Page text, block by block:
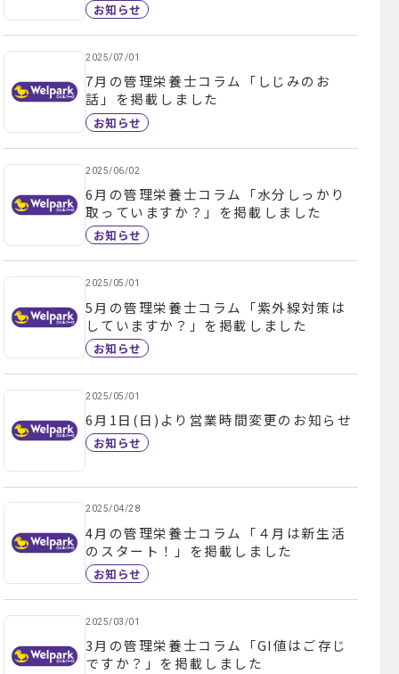
お知らせ
2025/07/01
7月の管理栄養士コラム「しじみのお
話」を掲載しました
お知らせ
2025/06/02
6月の管理栄養士コラム「水分しっかり
取っていますか？」を掲載しました
お知らせ
2025/05/01
5月の管理栄養士コラム「紫外線対策は
していますか？」を掲載しました
お知らせ
2025/05/01
6月1日(日)より営業時間変更のお知らせ
お知らせ
2025/04/28
4月の管理栄養士コラム「４月は新生活
のスタート！」を掲載しました
お知らせ
2025/03/01
3月の管理栄養士コラム「GI値はご存じ
ですか？」を掲載しました